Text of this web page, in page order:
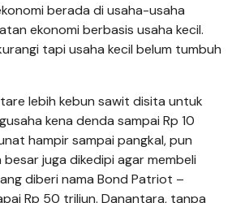
berada di usaha-usaha
ekonomi berbasis usaha kecil.
tapi usaha kecil belum tumbuh
lebih kebun sawit disita untuk
kena denda sampai Rp 10
hampir sampai pangkal, pun
juga dikedipi agar membeli
diberi nama Bond Patriot –
Rp 50 triliun. Danantara, tanpa